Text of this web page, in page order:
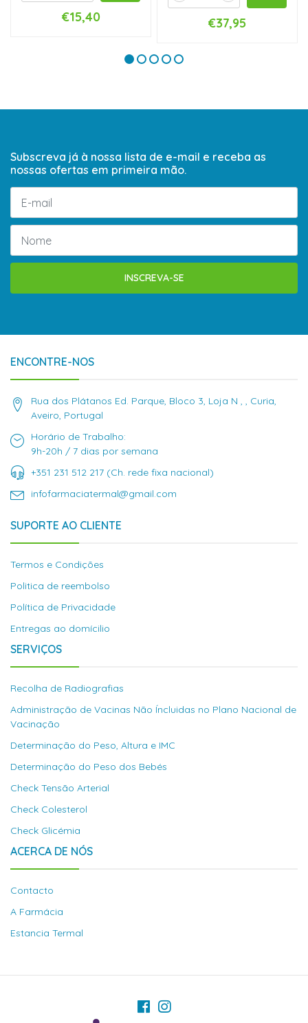
€15,40 €37,95
Subscreva já à nossa lista de e-mail e receba as
nossas ofertas em primeira mão.
INSCREVA-SE
ENCONTRE-NOS
Rua dos Plátanos Ed. Parque, Bloco 3, Loja N , , Curia,
Aveiro, Portugal
Horário de Trabalho:
9h-20h / 7 dias por semana
+351 231 512 217 (Ch. rede fixa nacional)
infofarmaciatermal@gmail.com
SUPORTE AO CLIENTE
Termos e Condições
Politica de reembolso
Política de Privacidade
Entregas ao domícilio
SERVIÇOS
Recolha de Radiografias
Administração de Vacinas Não Íncluidas no Plano Nacional de
Vacinação
Determinação do Peso, Altura e IMC
Determinação do Peso dos Bebés
Check Tensão Arterial
Check Colesterol
Check Glicémia
ACERCA DE NÓS
Contacto
A Farmácia
Estancia Termal